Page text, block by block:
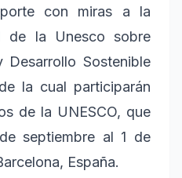
con miras a la
de la Unesco sobre
Desarrollo Sostenible
la cual participarán
de la UNESCO, que
septiembre al 1 de
España.